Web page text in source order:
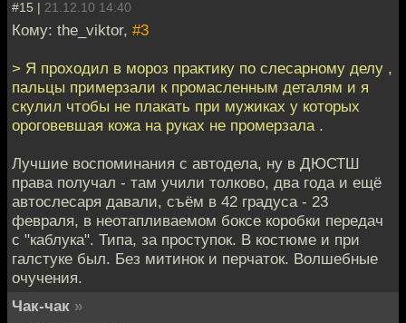
#15 | 21.12.10 14:40
Кому: the_viktor, #3
> Я проходил в мороз практику по слесарному делу ,
пальцы примерзали к промасленным деталям и я
скулил чтобы не плакать при мужиках у которых
ороговевшая кожа на руках не промерзала .
Лучшие воспоминания с автодела, ну в ДЮСТШ
права получал - там учили толково, два года и ещё
автослесаря давали, съём в 42 градуса - 23
февраля, в неотапливаемом боксе коробки передач
с "каблука". Типа, за проступок. В костюме и при
галстуке был. Без митинок и перчаток. Волшебные
очучения.
Чак-чак »